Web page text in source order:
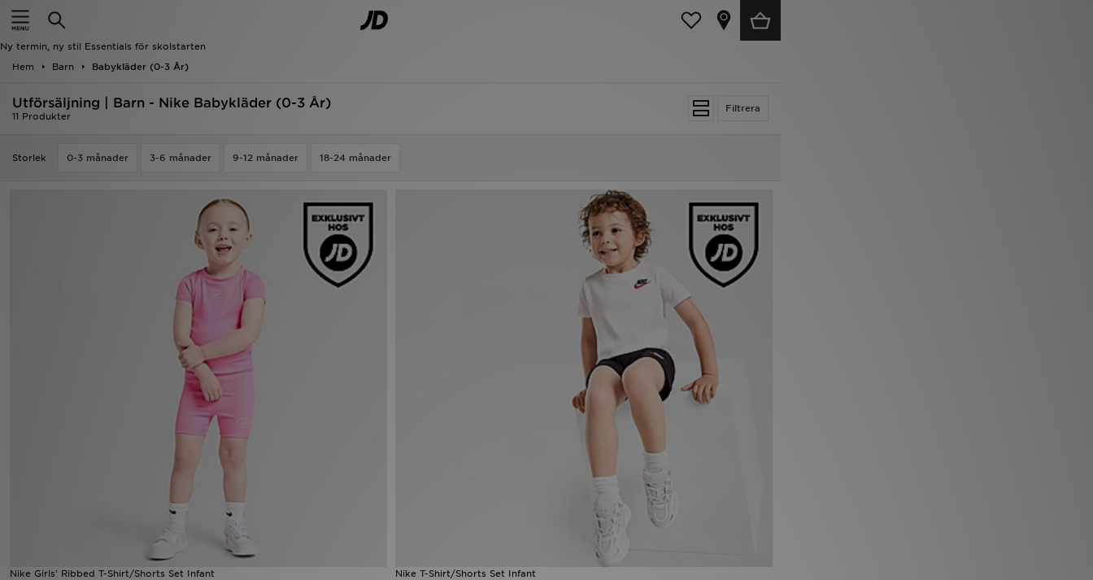
Ny termin, ny stil Essentials för skolstarten
Hem
Barn Babykläder (0-3 År)
Filtrera
Utförsäljning | Barn - Nike Babykläder (0-3 År)
11 Produkter
Storlek 0-3 månader 3-6 månader 9-12 månader 18-24 månader
Nike Girls' Ribbed T-Shirt/Shorts Set Infant Nike T-Shirt/Shorts Set Infant
Hem
REA
Nyheter